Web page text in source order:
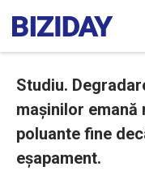
Studiu.
mașinilor emană
poluante fine
eșapament.